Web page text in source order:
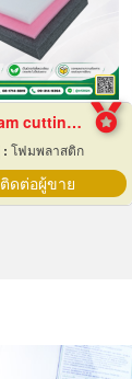
Epe foam cutting Pad
โฟมพลาสติก
ติดต่อผู้ขาย